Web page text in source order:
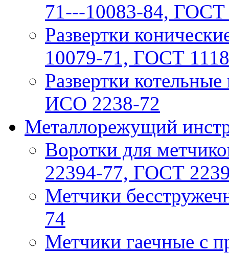
71---10083-84, ГОСТ
Развертки
10079-71, ГОСТ
Развертки
ИСО 2238-72
Металлорежущий
Воротки для
22394-77, ГОСТ
Метчики
74
Метчики гaечные с